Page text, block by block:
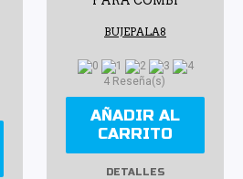
BUJEPALA8
4 Reseña(s)
AÑADIR AL
CARRITO
DETALLES